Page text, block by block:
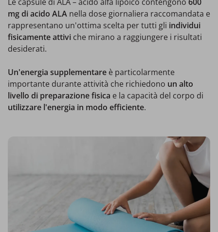
mg di acido ALA nella dose giornaliera raccomandata e
rappresentano un'ottima scelta per tutti gli individui
fisicamente attivi che mirano a raggiungere i risultati
desiderati.
Un'energia supplementare è particolarmente
importante durante attività che richiedono un alto
livello di preparazione fisica e la capacità del corpo di
utilizzare l'energia in modo efficiente.